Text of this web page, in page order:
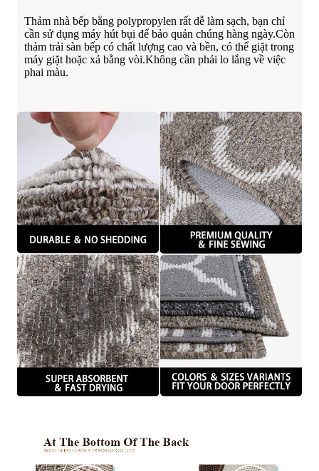
Thảm nhà bếp bằng polypropylen rất dễ làm sạch, bạn chỉ
cần sử dụng máy hút bụi để bảo quản chúng hàng ngày.Còn
thảm trải sàn bếp có chất lượng cao và bền, có thể giặt trong
máy giặt hoặc xả bằng vòi.Không cần phải lo lắng về việc
phai màu.